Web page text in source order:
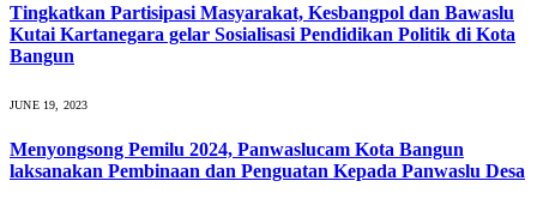
Tingkatkan Partisipasi Masyarakat, Kesbangpol dan Bawaslu
Kutai Kartanegara gelar Sosialisasi Pendidikan Politik di Kota
Bangun
JUNE 19, 2023
Menyongsong Pemilu 2024, Panwaslucam Kota Bangun
laksanakan Pembinaan dan Penguatan Kepada Panwaslu Desa